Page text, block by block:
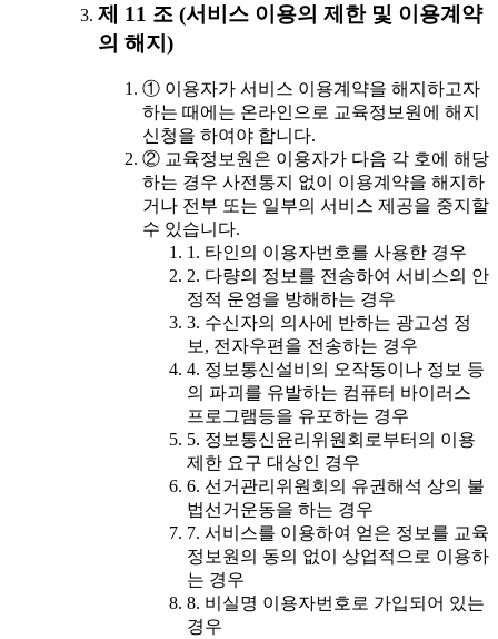
제 11 조 (서비스 이용의 제한 및 이용계약
의 해지)
① 이용자가 서비스 이용계약을 해지하고자
하는 때에는 온라인으로 교육정보원에 해지
신청을 하여야 합니다.
② 교육정보원은 이용자가 다음 각 호에 해당
하는 경우 사전통지 없이 이용계약을 해지하
거나 전부 또는 일부의 서비스 제공을 중지할
수 있습니다.
1. 타인의 이용자번호를 사용한 경우
2. 다량의 정보를 전송하여 서비스의 안
정적 운영을 방해하는 경우
3. 수신자의 의사에 반하는 광고성 정
보, 전자우편을 전송하는 경우
4. 정보통신설비의 오작동이나 정보 등
의 파괴를 유발하는 컴퓨터 바이러스
프로그램등을 유포하는 경우
5. 정보통신윤리위원회로부터의 이용
제한 요구 대상인 경우
6. 선거관리위원회의 유권해석 상의 불
법선거운동을 하는 경우
7. 서비스를 이용하여 얻은 정보를 교육
정보원의 동의 없이 상업적으로 이용하
는 경우
8. 비실명 이용자번호로 가입되어 있는
경우